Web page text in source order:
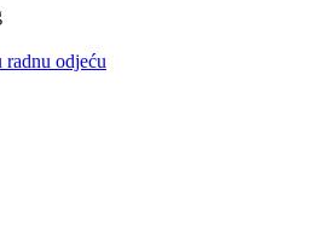
radnu odjeću